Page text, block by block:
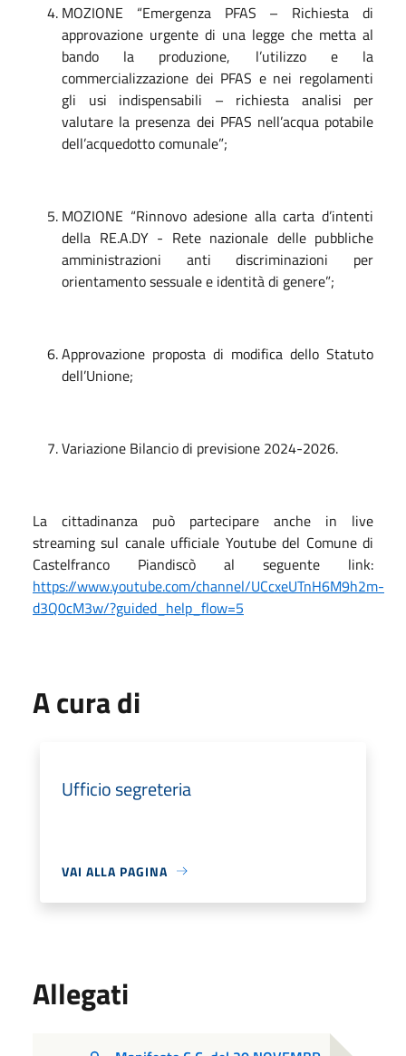
MOZIONE “Emergenza PFAS – Richiesta di
approvazione urgente di una legge che metta al
bando la produzione, l’utilizzo e la
commercializzazione dei PFAS e nei regolamenti
gli usi indispensabili – richiesta analisi per
valutare la presenza dei PFAS nell’acqua potabile
dell’acquedotto comunale”;
MOZIONE “Rinnovo adesione alla carta d’intenti
della RE.A.DY - Rete nazionale delle pubbliche
amministrazioni anti discriminazioni per
orientamento sessuale e identità di genere”;
Approvazione proposta di modifica dello Statuto
dell’Unione;
Variazione Bilancio di previsione 2024-2026.
La cittadinanza può partecipare anche in live
streaming sul canale ufficiale Youtube del Comune di
Castelfranco Piandiscò al seguente link:
https://www.youtube.com/channel/UCcxeUTnH6M9h2m-
d3Q0cM3w/?guided_help_flow=5
A cura di
Ufficio segreteria
VAI ALLA PAGINA
Allegati